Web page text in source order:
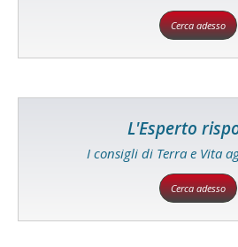
Cerca adesso
L'Esperto
I consigli di Terra e Vita
Cerca adesso